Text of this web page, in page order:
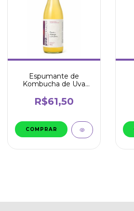
Espumante de
Kombucha de Uva
R$61,50